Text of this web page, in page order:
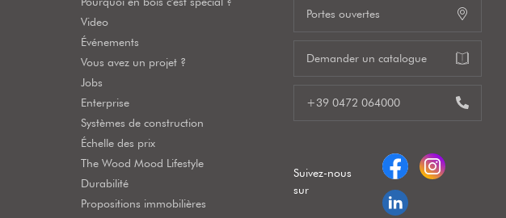
Video
Événements
Vous avez un projet ?
Jobs
Enterprise
Systèmes de construction
Échelle des prix
The Wood Mood Lifestyle
Durabilité
Propositions immobilières
Portes ouvertes
Demander un catalogue
+39 0472 064000
Suivez-nous
sur